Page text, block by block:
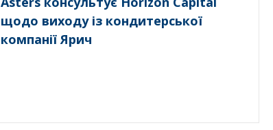
щодо виходу із кондитерської
компанії Ярич